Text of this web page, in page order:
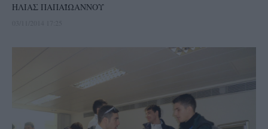
ΗΛΙΑΣ ΠΑΠΑΪΩΑΝΝΟΥ